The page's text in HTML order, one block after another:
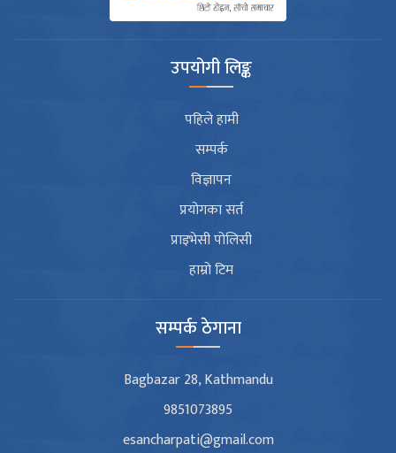
उपयोगी लिङ्क
पहिले हामी
सम्पर्क
विज्ञापन
प्रयोगका सर्त
प्राइभेसी पोलिसी
हाम्रो टिम
सम्पर्क ठेगाना
Bagbazar 28, Kathmandu
9851073895
esancharpati@gmail.com